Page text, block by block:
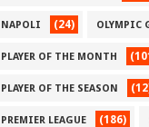
NAPOLI (24) OLYMPIC
PLAYER OF THE MONTH
PLAYER OF THE SEASON
PREMIER LEAGUE (186)